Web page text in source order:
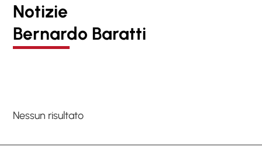
Notizie
Bernardo Baratti
Nessun risultato